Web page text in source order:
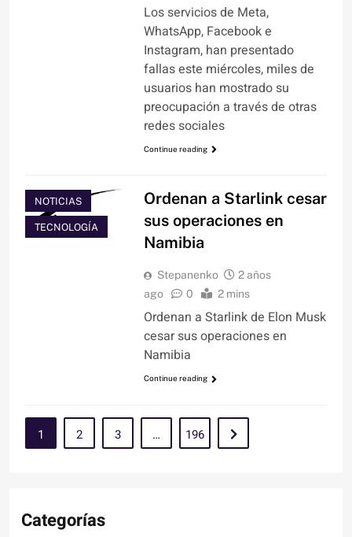
Los servicios de Meta,
WhatsApp, Facebook e
Instagram, han presentado
fallas este miércoles, miles de
usuarios han mostrado su
preocupación a través de otras
redes sociales
Continue reading
NOTICIAS
TECNOLOGÍA
Ordenan a Starlink cesar
sus operaciones en
Namibia
Stepanenko
2 años
ago
0 2 mins
Ordenan a Starlink de Elon Musk
cesar sus operaciones en
Namibia
Continue reading
1 2 3 … 196
Categorías